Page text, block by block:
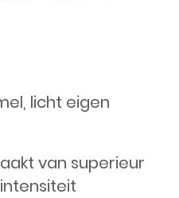
licht eigen
van superieur